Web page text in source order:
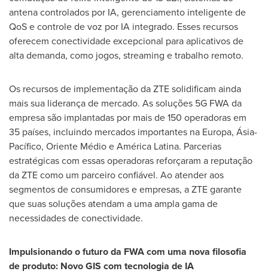
antena controlados por IA, gerenciamento inteligente de
QoS e controle de voz por IA integrado. Esses recursos
oferecem conectividade excepcional para aplicativos de
alta demanda, como jogos, streaming e trabalho remoto.
Os recursos de implementação da ZTE solidificam ainda
mais sua liderança de mercado. As soluções 5G FWA da
empresa são implantadas por mais de 150 operadoras em
35 países, incluindo mercados importantes na Europa, Ásia-
Pacífico, Oriente Médio e América Latina. Parcerias
estratégicas com essas operadoras reforçaram a reputação
da ZTE como um parceiro confiável. Ao atender aos
segmentos de consumidores e empresas, a ZTE garante
que suas soluções atendam a uma ampla gama de
necessidades de conectividade.
Impulsionando o futuro da FWA com uma nova filosofia
de produto: Novo GIS com tecnologia de IA